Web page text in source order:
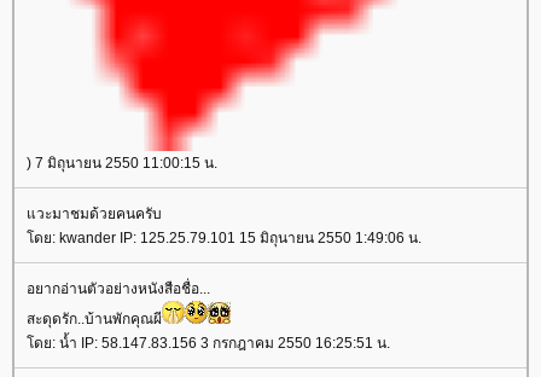
) 7 มิถุนายน 2550 11:00:15 น.
วะมาชมด้วยคนครับ
ดย: kwander IP: 125.25.79.101 15 มิถุนายน 2550 1:49:06 น.
อยากอ่านตัวอย่างหนังสือชื่อ...
สะดุดรัก..บ้านพักคุณผี
ดย: น้ำ IP: 58.147.83.156 3 กรกฎาคม 2550 16:25:51 น.